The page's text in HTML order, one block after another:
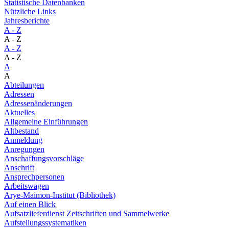
Statistische Datenbanken
Nützliche Links
Jahresberichte
A - Z
A - Z
A - Z
A - Z
A
A
Abteilungen
Adressen
Adressenänderungen
Aktuelles
Allgemeine Einführungen
Altbestand
Anmeldung
Anregungen
Anschaffungsvorschläge
Anschrift
Ansprechpersonen
Arbeitswagen
Arye-Maimon-Institut (Bibliothek)
Auf einen Blick
Aufsatzlieferdienst Zeitschriften und Sammelwerke
Aufstellungssystematiken